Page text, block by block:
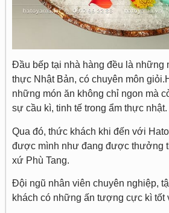
Đầu bếp tại nhà hàng đều là những
thực Nhật Bản, có chuyên môn
những món ăn không chỉ ngon mà
sự cầu kì, tinh tế trong ẩm thực nhật.
Qua đó, thức khách khi đến với
được mình như đang được thưởng
xứ Phù Tang.
Đội ngũ nhân viên chuyên nghiệp,
khách có những ấn tượng cực kì tốt